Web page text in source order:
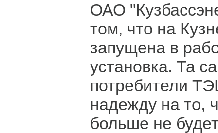
ОАО
том, что на
запущена в
установка. Та
потребители
надежду на то,
больше не